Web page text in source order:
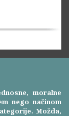
moralne
nego načinom
Možda,